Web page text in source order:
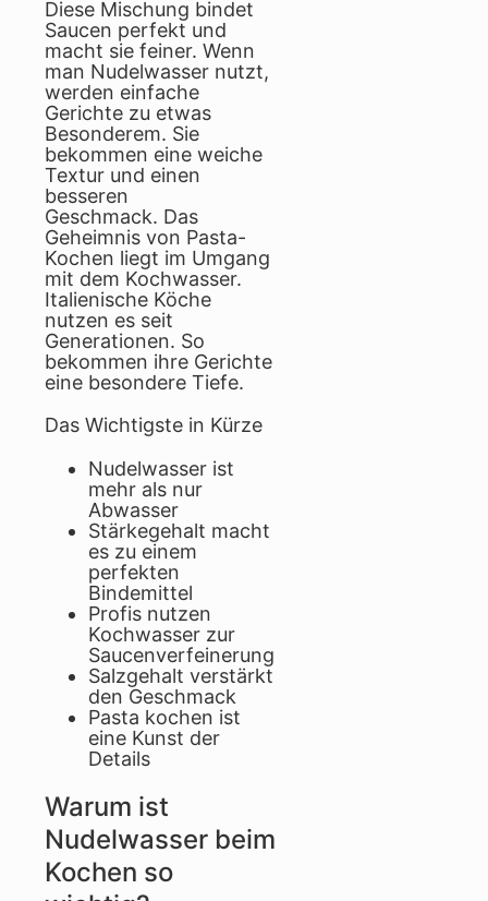
Diese Mischung bindet
Saucen perfekt und
macht sie feiner. Wenn
man Nudelwasser nutzt,
werden einfache
Gerichte zu etwas
Besonderem. Sie
bekommen eine weiche
Textur und einen
besseren
Geschmack. Das
Geheimnis von Pasta-
Kochen liegt im Umgang
mit dem Kochwasser.
Italienische Köche
nutzen es seit
Generationen. So
bekommen ihre Gerichte
eine besondere Tiefe.
Das Wichtigste in Kürze
Nudelwasser ist
mehr als nur
Abwasser
Stärkegehalt macht
es zu einem
perfekten
Bindemittel
Profis nutzen
Kochwasser zur
Saucenverfeinerung
Salzgehalt verstärkt
den Geschmack
Pasta kochen ist
eine Kunst der
Details
Warum ist
Nudelwasser beim
Kochen so